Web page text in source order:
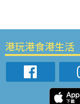
港玩港食港生活